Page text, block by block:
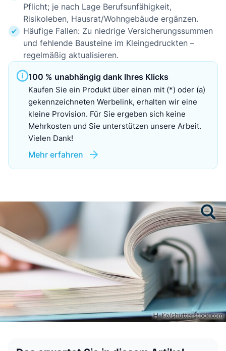
Pflicht; je nach Lage Berufsunfähigkeit,
Risikoleben, Hausrat/Wohngebäude ergänzen.
Häufige Fallen: Zu niedrige Versicherungssummen
und fehlende Bausteine im Kleingedruckten –
regelmäßig aktualisieren.
100 % unabhängig dank Ihres Klicks
Kaufen Sie ein Produkt über einen mit (*) oder (a)
gekennzeichneten Werbelink, erhalten wir eine
kleine Provision. Für Sie ergeben sich keine
Mehrkosten und Sie unterstützen unsere Arbeit.
Vielen Dank!
Mehr erfahren